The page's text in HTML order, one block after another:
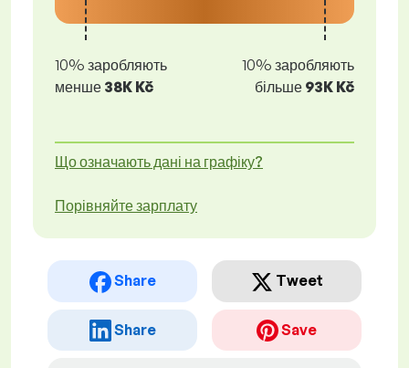
10% заробляють
менше 38K Kč
10% заробляють
більше 93K Kč
Що означають дані на графіку?
Порівняйте зарплату
Share Tweet
Share Save